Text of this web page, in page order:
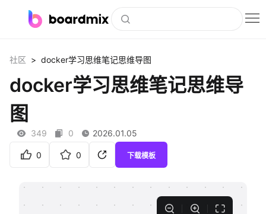
社区资源
企业服务
客户案例
社区 > docker学习思维笔记思维导图
docker学习思维笔记思维导
图
349 0 2026.01.05
0 0 下载模板